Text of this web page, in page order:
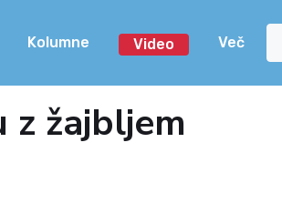
Kolumne Video Več
z žajbljem